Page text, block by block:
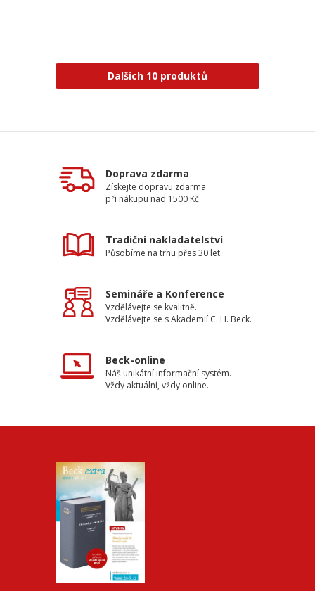
Dalších 10 produktů
Doprava zdarma
Získejte dopravu zdarma
při nákupu nad 1500 Kč.
Tradiční nakladatelství
Působíme na trhu přes 30 let.
Semináře a Konference
Vzdělávejte se kvalitně.
Vzdělávejte se s Akademií C. H. Beck.
Beck-online
Náš unikátní informační systém.
Vždy aktuální, vždy online.